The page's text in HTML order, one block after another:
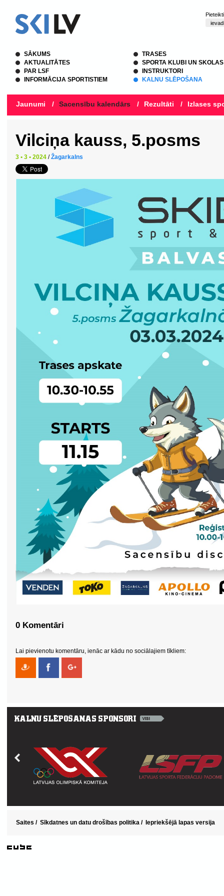
SĀKUMS
AKTUALITĀTES
PAR LSF
INFORMĀCIJA SPORTISTIEM
TRASES
SPORTA KLUBI UN SKOLAS
INSTRUKTORI
KALNU SLĒPOŠANA
Jaunumi / Sacensību kalendārs / Rezultāti / Izlases
Vilciņa kauss, 5.posms
3 • 3 • 2024 /Žagarkalns
0 Komentāri
Lai pievienotu komentāru, ienāc ar kādu no sociālajiem tīkliem:
Saites / Sīkdatnes un datu drošības politika / Iepriekšējā lapas versija